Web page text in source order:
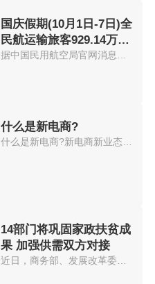
国庆假期(10月1日-7日)全
民航运输旅客929.14万人
次
什么是新电商?
14部门将巩固家政扶贫成
果 加强供需双方对接